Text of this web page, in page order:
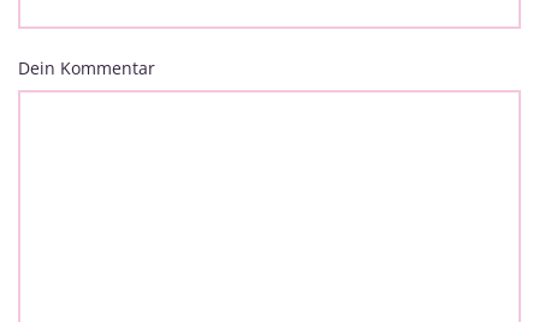
Dein Kommentar